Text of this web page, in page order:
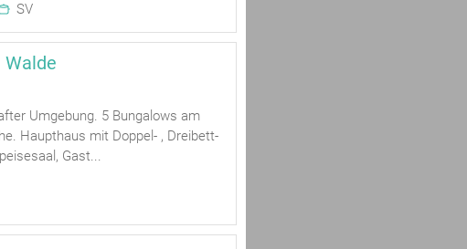
SV
Walde
Umgebung. 5 Bungalows am
Haupthaus mit Doppel- , Dreibett-
Gast...